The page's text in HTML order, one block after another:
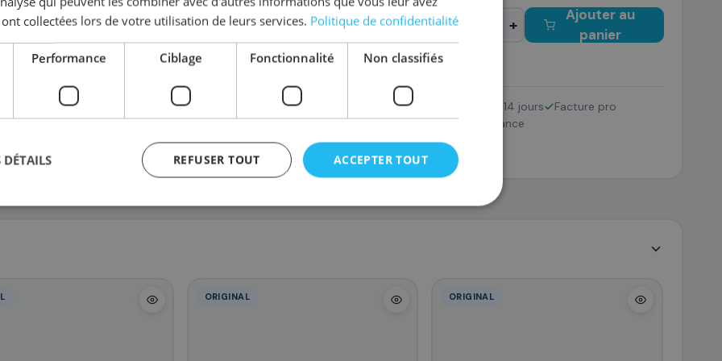
+
Ajouter au
panier
Complétez la série973X
F6T82AE/973X F6T83AE/973X L0S07AE/973X Retour 14 jours
Facture pro
SAV France
ORIGINAL ORIGINAL
collectées lors de votre utilisation de leurs services. Politique de confidentialité
Performance Ciblage Fonctionnalité Non classifiés
ACCEPTER TOUT
REFUSER TOUT
DÉTAILS